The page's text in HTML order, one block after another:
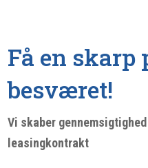
Få en skarp
besværet!
Vi skaber
leasingkontrakt